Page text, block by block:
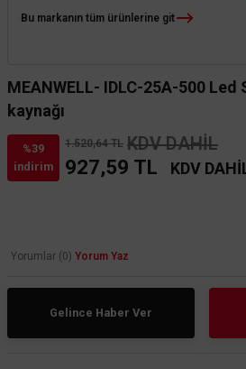
Bu markanın tüm ürünlerine git
MEANWELL- IDLC-25A-500 Led
kaynağı
%39
indirim
1.520,64 TL KDV DAHİL
927,59 TL KDV
Yorumlar (0) Yorum Yaz
Gelince Haber Ver